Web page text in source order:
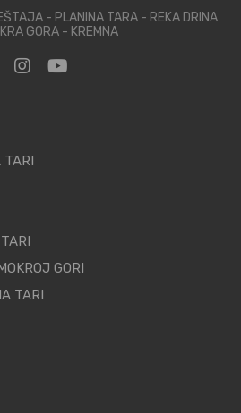
- PLANINA TARA - REKA DRINA
GORA - KREMNA
GORI
TARI